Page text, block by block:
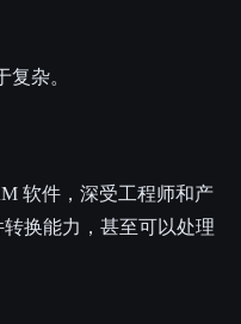
杂。
软件，深受工程师和产
换能力，甚至可以处理